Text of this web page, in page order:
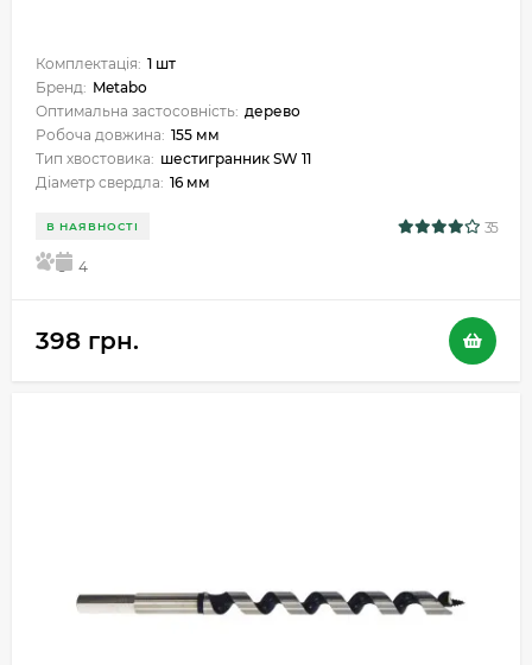
Комплектація: 1 шт
Бренд: Metabo
Оптимальна застосовність: дерево
Робоча довжина: 155 мм
Тип хвостовика: шестигранник SW 11
Діаметр свердла: 16 мм
В НАЯВНОСТІ 35
5 4
398 грн.